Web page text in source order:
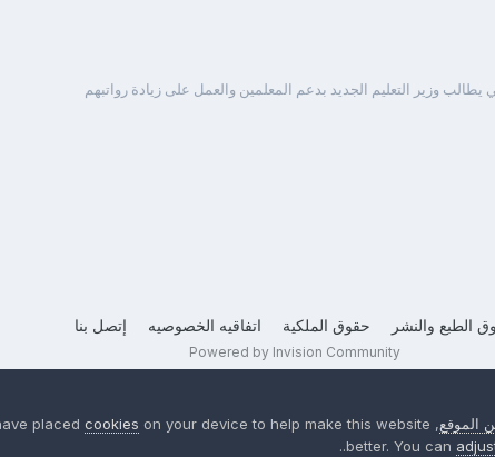
وزير التعليم الجديد بدعم المعلمين والعمل على زيادة رواتبهم
الطبع والنشر حقوق الملكية اتفاقيه الخصوصيه إتصل بنا
Powered by Invision Community
الموقع, We have placed
cookies on your device to help make this website
better. You can